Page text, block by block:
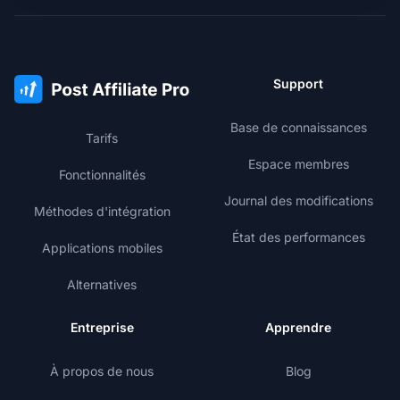
Tarifs
Fonctionnalités
Méthodes d'intégration
Applications mobiles
Alternatives
Support
Base de connaissances
Espace membres
Journal des modifications
État des performances
Entreprise
À propos de nous
Apprendre
Blog